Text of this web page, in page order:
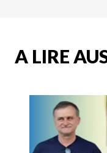
A LIRE